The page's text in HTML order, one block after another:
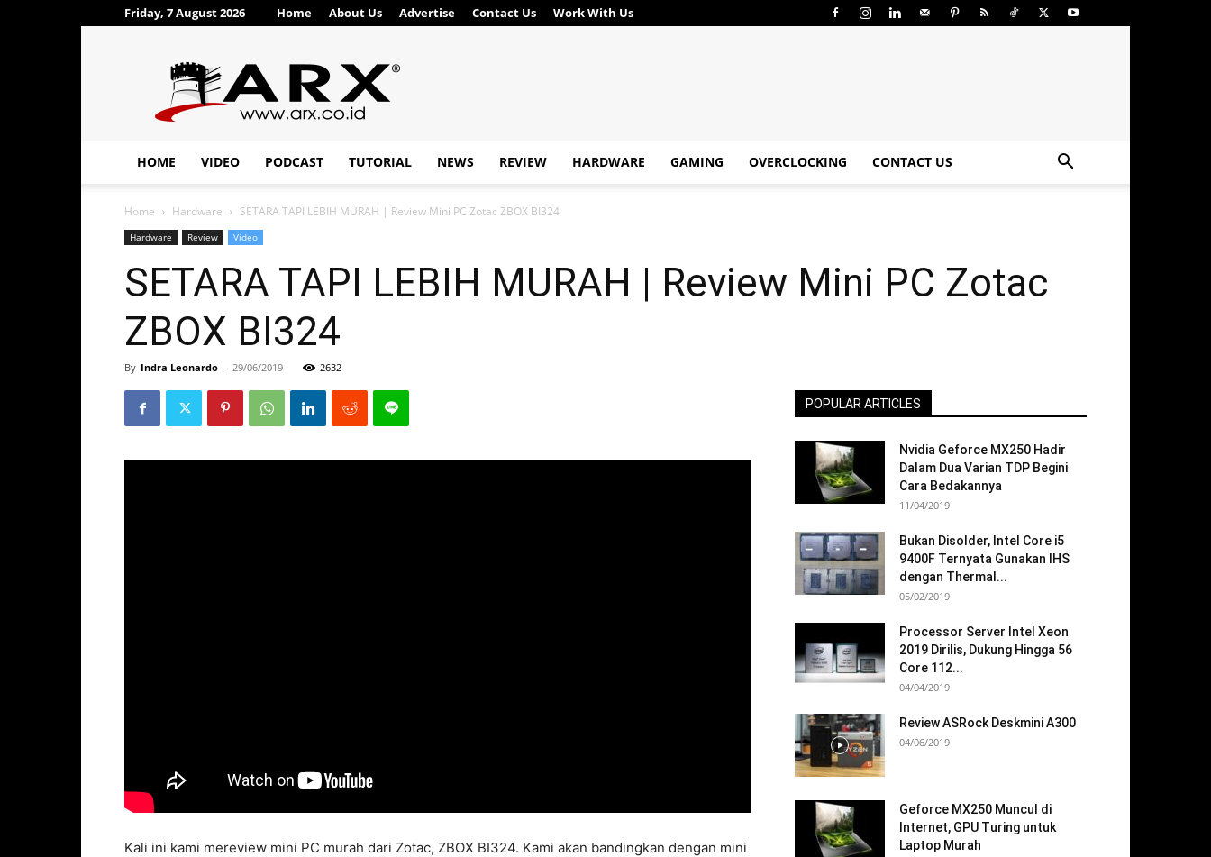
Friday, 7 August 2026 Home About Us Advertise Contact Us Work With Us
ARX®
HOME VIDEO PODCAST TUTORIAL NEWS REVIEW HARDWARE GAMING OVERCLOCKING CONTACT US
Home Hardware SETARA TAPI LEBIH MURAH | Review Mini PC Zotac ZBOX BI324
Hardware Review Video
SETARA TAPI LEBIH MURAH | Review Mini PC Zotac
ZBOX BI324
By Indra Leonardo - 29/06/2019 2632
Kali ini kami mereview mini PC murah dari Zotac, ZBOX BI324. Kami akan bandingkan dengan mini
POPULAR ARTICLES
Nvidia Geforce MX250 Hadir
Dalam Dua Varian TDP Begini
Cara Bedakannya
11/04/2019
Bukan Disolder, Intel Core i5
9400F Ternyata Gunakan IHS
dengan Thermal...
05/02/2019
Processor Server Intel Xeon
2019 Dirilis, Dukung Hingga 56
Core 112...
04/04/2019
Review ASRock Deskmini A300
04/06/2019
Geforce MX250 Muncul di
Internet, GPU Turing untuk
Laptop Murah